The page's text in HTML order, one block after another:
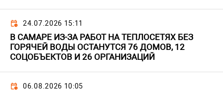
24.07.2026 15:11
В САМАРЕ ИЗ-ЗА РАБОТ НА ТЕПЛОСЕТЯХ БЕЗ
ГОРЯЧЕЙ ВОДЫ ОСТАНУТСЯ 76 ДОМОВ, 12
СОЦОБЪЕКТОВ И 26 ОРГАНИЗАЦИЙ
06.08.2026 10:05